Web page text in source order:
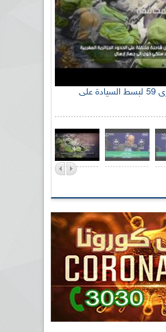
الإذاعة الجزائرية تحي الذكرى 59 لبسط السيادة على